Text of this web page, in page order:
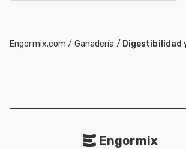
Engormix.com / Ganadería / Digestibilidad
Engormix